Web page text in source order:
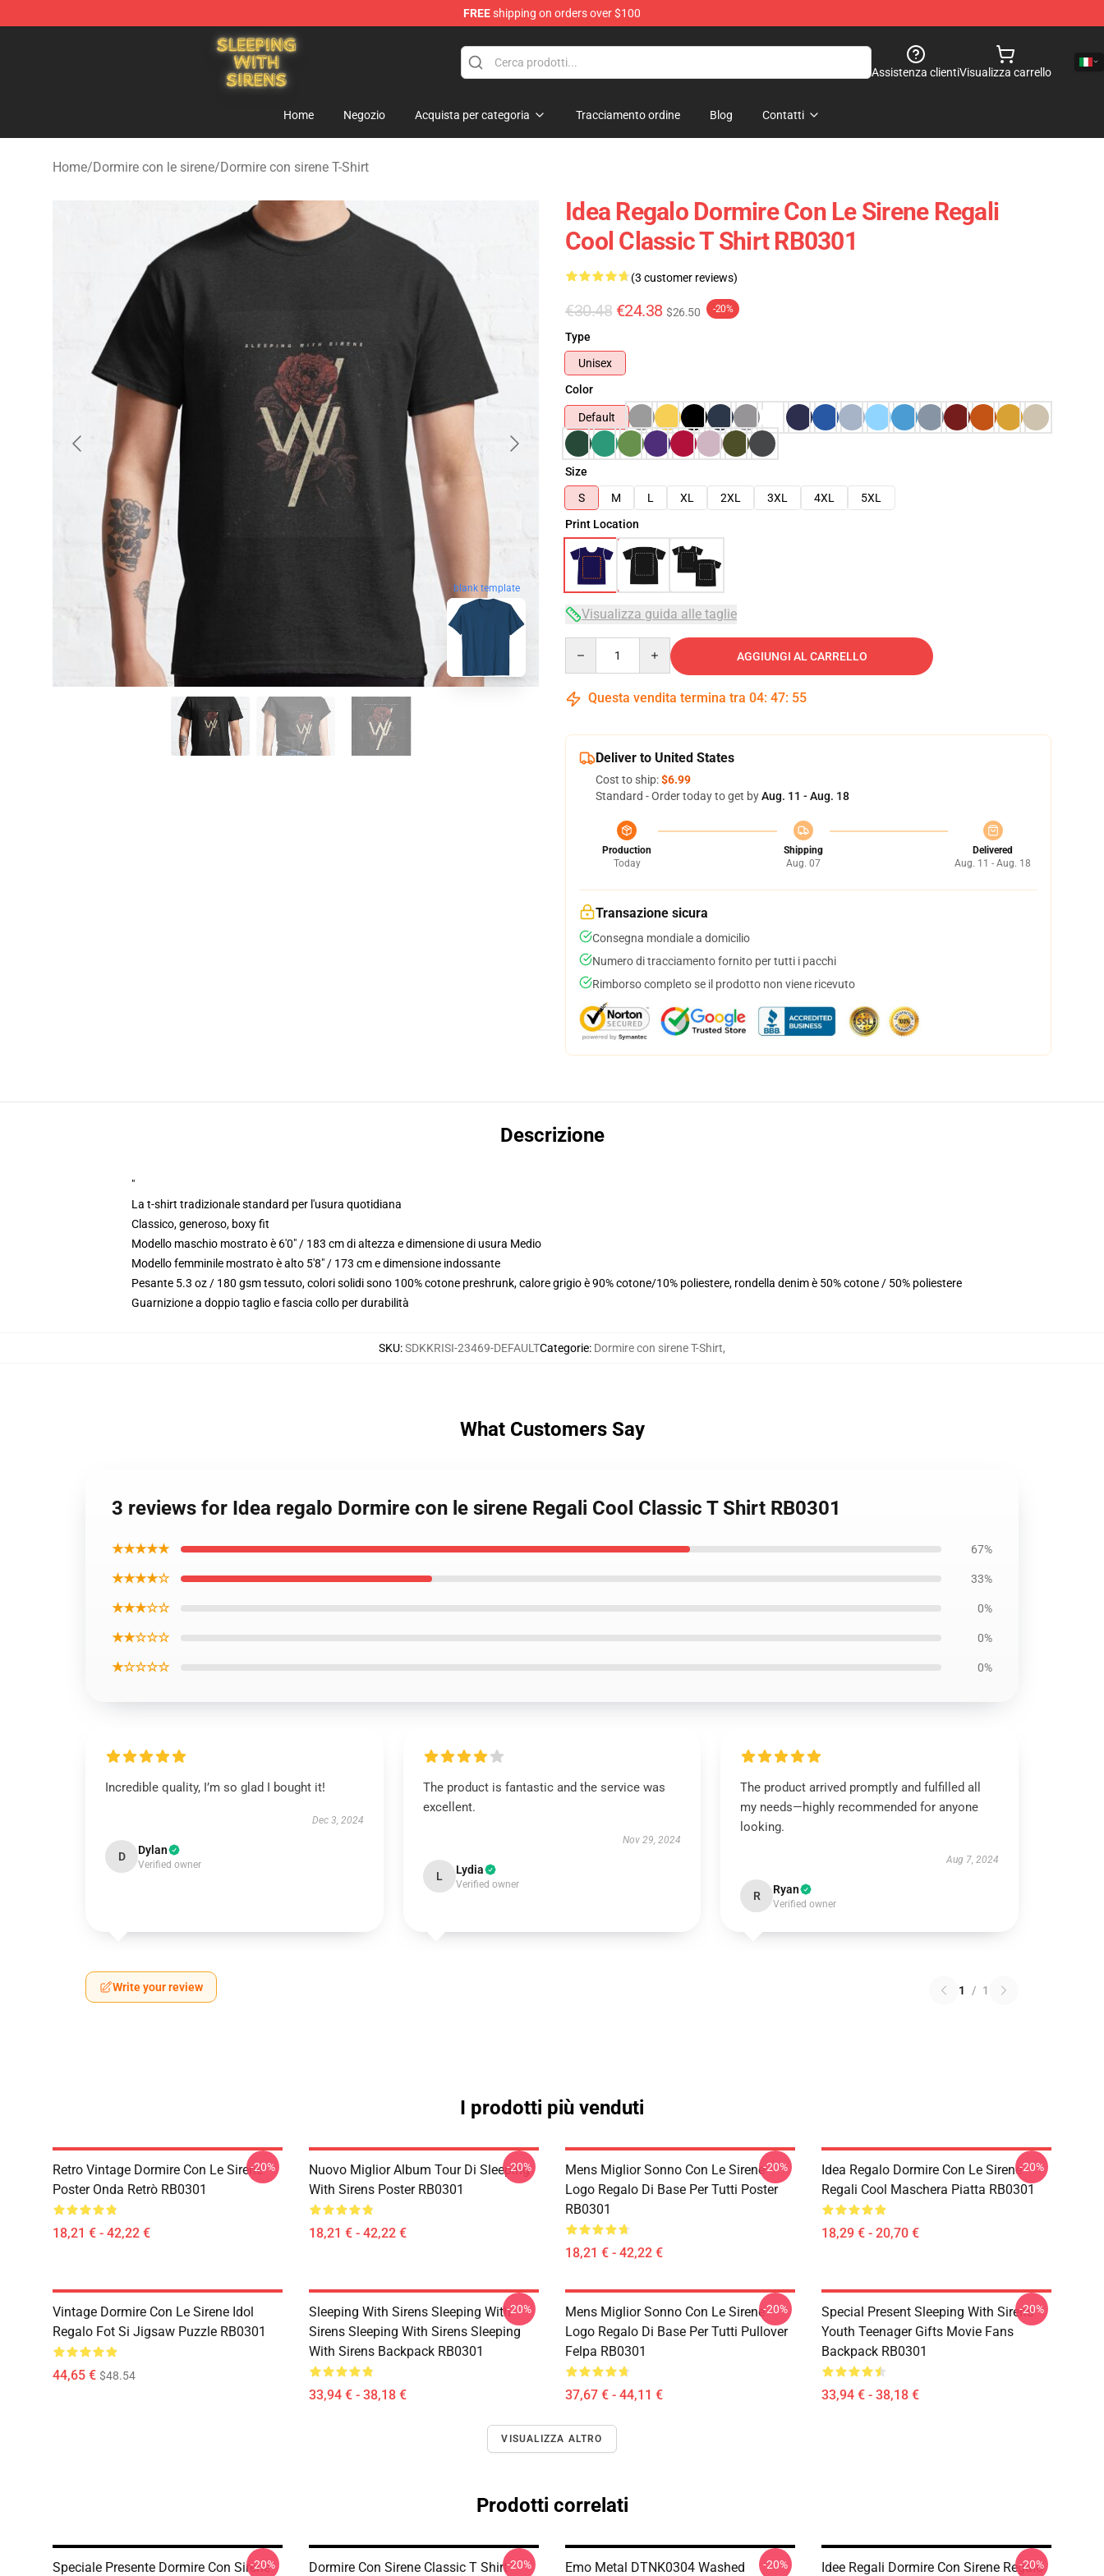
FREEshipping on orders over $100
Sleeping With Sirens Store - Official Sleeping With Sirens Merchandise Shop
Assistenza clientiVisualizza carrello
Home Negozio Acquista per categoria Tracciamento ordine Blog Contatti
Home/Dormire con le sirene/Dormire con sirene T-Shirt
blank template
Idea Regalo Dormire Con Le Sirene Regali
Cool Classic T Shirt RB0301
(3 customer reviews)
€30.48 €24.38 $26.50 -20%
Type
Unisex
Color
Default
Size
S
M L XL 2XL 3XL 4XL
5XL
Print Location
Visualizza guida alle taglie
AGGIUNGI AL CARRELLO
Questa vendita termina tra 04: 47: 54
Deliver to United States
Cost to ship:$6.99
Standard - Order today to get byAug. 11 - Aug. 18
Production
Today
Shipping
Aug. 07
Delivered
Aug. 11 - Aug. 18
Transazione sicura
Consegna mondiale a domicilio
Numero di tracciamento fornito per tutti i pacchi
Rimborso completo se il prodotto non viene ricevuto
Descrizione
"
La t-shirt tradizionale standard per l'usura quotidiana
Classico, generoso, boxy fit
Modello maschio mostrato è 6'0" / 183 cm di altezza e dimensione di usura Medio
Modello femminile mostrato è alto 5'8" / 173 cm e dimensione indossante
Pesante 5.3 oz / 180 gsm tessuto, colori solidi sono 100% cotone preshrunk, calore grigio è 90% cotone/10% poliestere, rondella denim è 50% cotone / 50% poliestere
Guarnizione a doppio taglio e fascia collo per durabilità
SKU:SDKKRISI-23469-DEFAULTCategorie: Dormire con sirene T-Shirt,
What Customers Say
3 reviews for Idea regalo Dormire con le sirene Regali Cool Classic T Shirt RB0301
★★★★★ 67%
★★★★☆ 33%
★★★☆☆ 0%
★★☆☆☆ 0%
★☆☆☆☆ 0%
Incredible quality, I’m so glad I bought it!
Dec 3, 2024
D Dylan
Verified owner
The product is fantastic and the service was
excellent.
Nov 29, 2024
L Lydia
Verified owner
The product arrived promptly and fulfilled all
my needs—highly recommended for anyone
looking.
Aug 7, 2024
R Ryan
Verified owner
Write your review 1 / 1
I prodotti più venduti
Retro Vintage Dormire Con Le Sirene
Poster Onda Retrò RB0301
18,21 € - 42,22 €
-20%
Nuovo Miglior Album Tour Di Sleeping
With Sirens Poster RB0301
18,21 € - 42,22 €
-20%
Mens Miglior Sonno Con Le Sirene
Logo Regalo Di Base Per Tutti Poster
RB0301
18,21 € - 42,22 €
-20%
Idea Regalo Dormire Con Le Sirene
Regali Cool Maschera Piatta RB0301
18,29 € - 20,70 €
-20%
Vintage Dormire Con Le Sirene Idol
Regalo Fot Si Jigsaw Puzzle RB0301
44,65 € $48.54
Sleeping With Sirens Sleeping With
Sirens Sleeping With Sirens Sleeping
With Sirens Backpack RB0301
33,94 € - 38,18 €
-20%
Mens Miglior Sonno Con Le Sirene
Logo Regalo Di Base Per Tutti Pullover
Felpa RB0301
37,67 € - 44,11 €
-20%
Special Present Sleeping With Sirens
Youth Teenager Gifts Movie Fans
Backpack RB0301
33,94 € - 38,18 €
-20%
VISUALIZZA ALTRO
Prodotti correlati
Speciale Presente Dormire Con Sirene
-20%
Dormire Con Sirene Classic T Shirt-20%
Emo Metal DTNK0304 Washed
-20%
Idee Regali Dormire Con Sirene Regalo
-20%